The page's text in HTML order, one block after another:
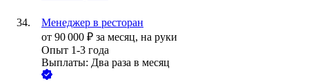
Менеджер в ресторан
от 90 000 ₽ за месяц, на руки
Опыт 1-3 года
Выплаты: Два раза в месяц